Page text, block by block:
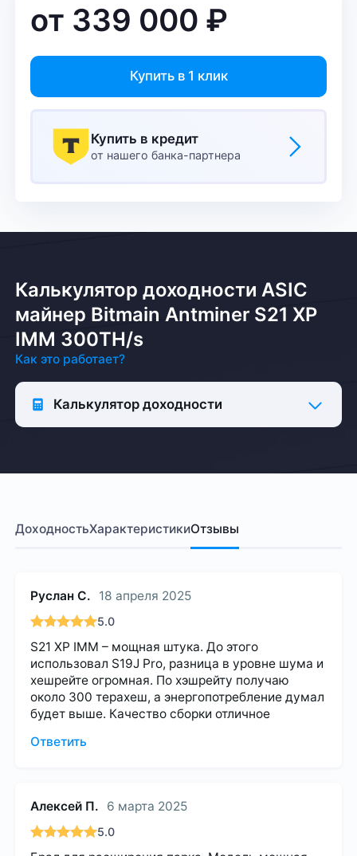
от 339 000 ₽
Купить в 1 клик
Купить в кредит
от нашего банка-партнера
Калькулятор доходности ASIC
майнер Bitmain Antminer S21 XP
IMM 300TH/s
Как это работает?
Калькулятор доходности
ДоходностьХарактеристикиОтзывы
Руслан С. 18 апреля 2025
5.0
S21 XP IMM – мощная штука. До этого
использовал S19J Pro, разница в уровне шума и
хешрейте огромная. По хэшрейту получаю
около 300 терахеш, а энергопотребление думал
будет выше. Качество сборки отличное
Ответить
Алексей П. 6 марта 2025
5.0